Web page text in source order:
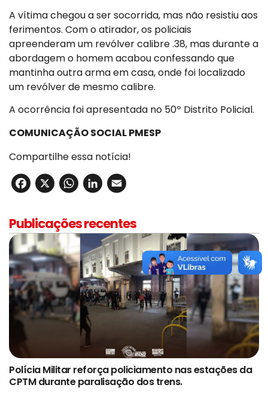
A vítima chegou a ser socorrida, mas não resistiu aos
ferimentos. Com o atirador, os policiais
apreenderam um revólver calibre .38, mas durante a
abordagem o homem acabou confessando que
mantinha outra arma em casa, onde foi localizado
um revólver de mesmo calibre.
A ocorrência foi apresentada no 50º Distrito Policial.
COMUNICAÇÃO SOCIAL PMESP
Compartilhe essa notícia!
Facebook
X WhatsApp
LinkedIn
Publicações recentes
Polícia Militar reforça policiamento nas estações da
CPTM durante paralisação dos trens.